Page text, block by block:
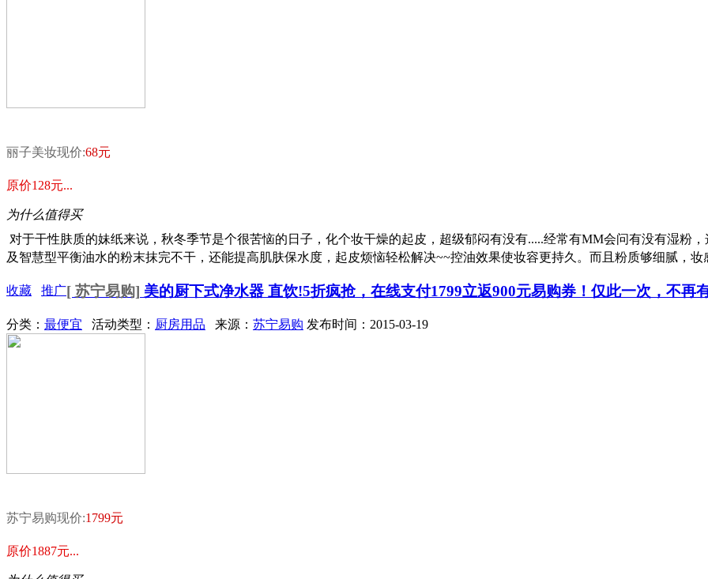
丽子美妆现价:68元
原价128元...
为什么值得买
对于干性肤质的妹纸来说，秋冬季节是个很苦恼的日子，化个妆干燥的起皮，超级郁闷有没有.....经常有MM会问有没有湿粉
及智慧型平衡油水的粉末抹完不干，还能提高肌肤保水度，起皮烦恼轻松解决~~控油效果使妆容更持久。而且粉质够细腻，妆
收藏 推广[ 苏宁易购] 美的厨下式净水器 直饮!5折疯抢，在线支付1799立返900元易购券！仅此一次，不再
分类： 最便宜 活动类型： 厨房用品 来源： 苏宁易购 发布时间：2015-03-19
苏宁易购现价:1799元
原价1887元...